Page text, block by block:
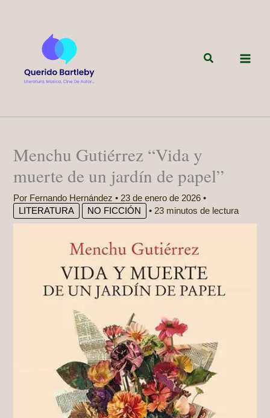
Buscar
Menchu Gutiérrez “Vida y
muerte de un jardín de papel”
Por Fernando Hernández• 23 de enero de 2026•
LITERATURA
NO FICCIÓN • 23 minutos de lectura